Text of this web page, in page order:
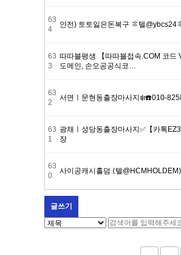
63
4
안전) 토토잃은돈복구 ✽텔
63
3
따따블평생 【따따블접속.COM 코드
도메인, 손오공공식코…
63
2
서면ㅣ문현동출장마사지❄️☎️010-
63
1
광채ㅣ성당동출장마사지✅【카톡
장
63
0
사이공캐시홀덤 ⟨텔
글쓰기